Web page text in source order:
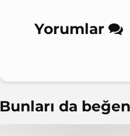
Yorumlar
Bunları da